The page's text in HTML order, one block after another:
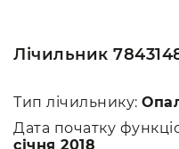
Лічильник
Тип лічильнику:
Дата початку
січня 2018